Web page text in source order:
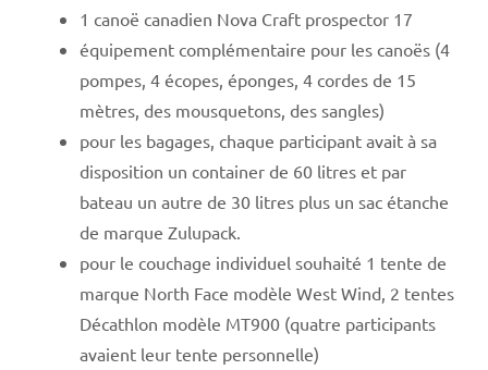
1 canoë canadien Nova Craft prospector 17
équipement complémentaire pour les canoës (4
pompes, 4 écopes, éponges, 4 cordes de 15
mètres, des mousquetons, des sangles)
pour les bagages, chaque participant avait à sa
disposition un container de 60 litres et par
bateau un autre de 30 litres plus un sac étanche
de marque Zulupack.
pour le couchage individuel souhaité 1 tente de
marque North Face modèle West Wind, 2 tentes
Décathlon modèle MT900 (quatre participants
avaient leur tente personnelle)